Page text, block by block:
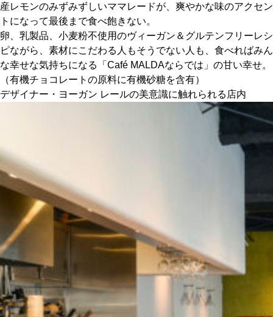
産レモンのみずみずしいママレードが、爽やかな味のアクセン
トになって最後まで食べ飽きない。
卵、乳製品、小麦粉不使用のヴィーガン＆グルテンフリーレシ
ピながら、素材にこだわる人もそうでない人も、食べればみん
な幸せな気持ちになる「Café MALDAならでは」の甘い幸せ。
（有機チョコレートの原料に有機砂糖を含有）
デザイナー・ヨーガン レールの美意識に触れられる店内